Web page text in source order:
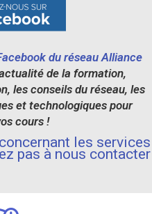
du réseau Alliance
de la formation,
les conseils du réseau, les
et technologiques pour
cours !
les services
pas à nous contacter